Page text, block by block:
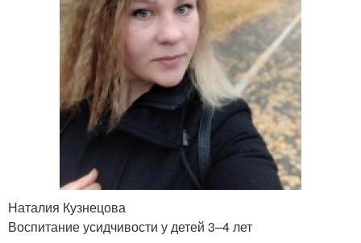
Наталия Кузнецова
Воспитание усидчивости у детей 3–4 лет